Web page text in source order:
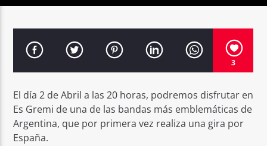
Sputnik radio | 105.4
3
El día 2 de Abril a las 20 horas, podremos disfrutar en
Es Gremi de una de las bandas más emblemáticas de
Argentina, que por primera vez realiza una gira por
España.